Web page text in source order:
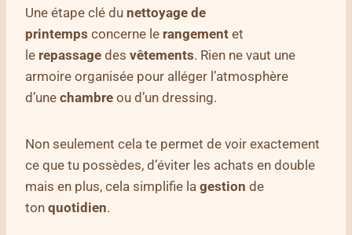
Une étape clé du nettoyage de
printemps concerne le rangement et
le repassage des vêtements. Rien ne vaut une
armoire organisée pour alléger l’atmosphère
d’une chambre ou d’un dressing.
Non seulement cela te permet de voir exactement
ce que tu possèdes, d’éviter les achats en double
mais en plus, cela simplifie la gestion de
ton quotidien.